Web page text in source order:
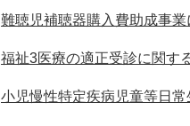
難聴児補聴器購入費助成事業
福祉3医療の適正受診に関す
小児慢性特定疾病児童等日